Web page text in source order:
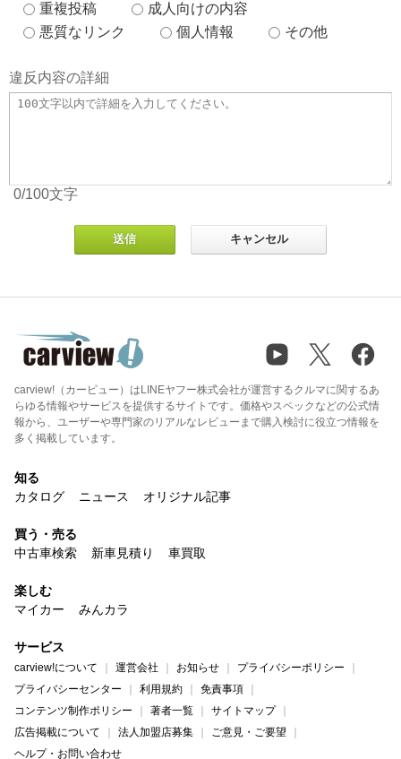
重複投稿
成人向けの内容
悪質なリンク
個人情報 その他
違反内容の詳細
0/100文字
carview!（カービュー）はLINEヤフー株式会社が運営するクルマに関するあ
らゆる情報やサービスを提供するサイトです。価格やスペックなどの公式情
報から、ユーザーや専門家のリアルなレビューまで購入検討に役立つ情報を
多く掲載しています。
知る
カタログ
ニュース オリジナル記事
買う・売る
中古車検索
新車見積り 車買取
楽しむ
マイカー
みんカラ
サービス
carview!について 運営会社 お知らせ
プライバシーポリシー
プライバシーセンター
利用規約
免責事項
コンテンツ制作ポリシー
著者一覧
サイトマップ
広告掲載について
法人加盟店募集
ご意見・ご要望
ヘルプ・お問い合わせ